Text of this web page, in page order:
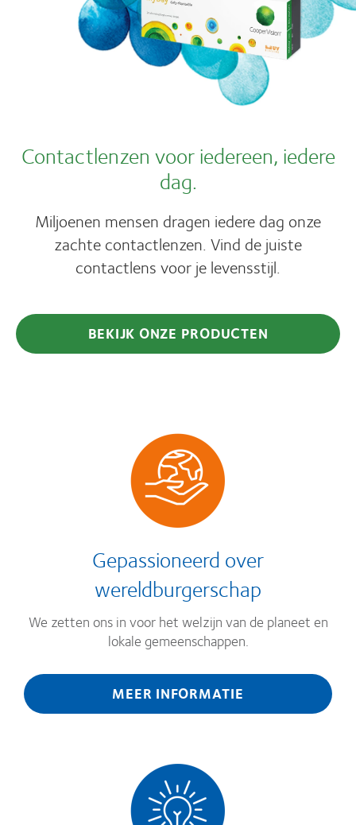
Contactlenzen voor iedereen, iedere
dag.
Miljoenen mensen dragen iedere dag onze
zachte contactlenzen. Vind de juiste
contactlens voor je levensstijl.
BEKIJK ONZE PRODUCTEN
Gepassioneerd over
wereldburgerschap
We zetten ons in voor het welzijn van de planeet en
lokale gemeenschappen.
MEER INFORMATIE